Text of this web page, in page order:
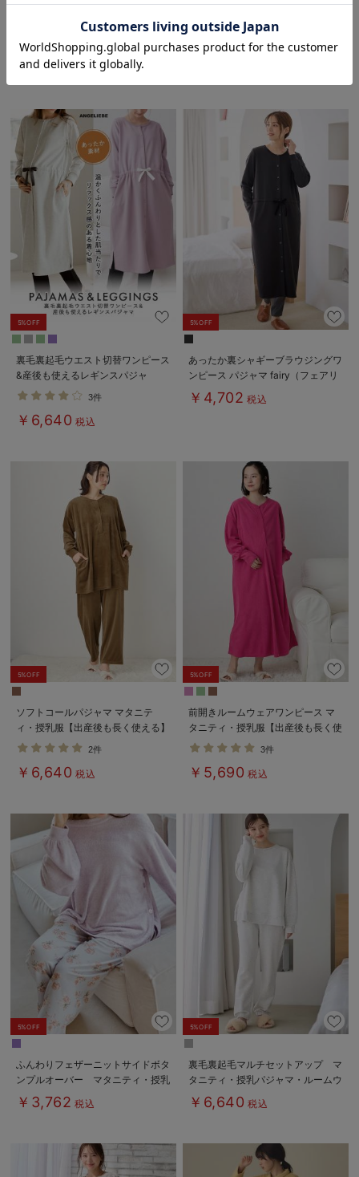
綿混やわらかスムースラッフルワン
ピース＆レギンスパジャマ マタニ
使える】
￥6,165税込
しっとり感触カシュクールワンピー
ス&産後も使えるパンツパジャマ
マタニティ・授乳パジャマ【出産後
も長く使える】
3件
5%OFF
裏毛裏起毛ウエスト切替ワンピース
&産後も使えるレギンスパジャ
マ マタニティ・授乳パジャマ
【出産後も長く使える】
3件
￥6,640 税込
5%OFF
あったか裏シャギーブラウジングワ
ンピース パジャマ fairy（フェアリ
ー）マタニティ・産後 【出産後も
長く使える】
￥4,702 税込
5%OFF
ソフトコールパジャマ マタニテ
ィ・授乳服【出産後も長く使える】
2件
￥6,640 税込
5%OFF
前開きルームウェアワンピース マ
タニティ・授乳服【出産後も長く使
える】
3件
￥5,690 税込
5%OFF
ふんわりフェザーニットサイドボタ
ンプルオーバー マタニティ・授乳
服【出産後も長く使える】
￥3,762 税込
5%OFF
裏毛裏起毛マルチセットアップ マ
タニティ・授乳パジャマ・ルームウ
ェア・授乳服【出産後も長く使え
る】
￥6,640 税込
お気に入り商品を確認する